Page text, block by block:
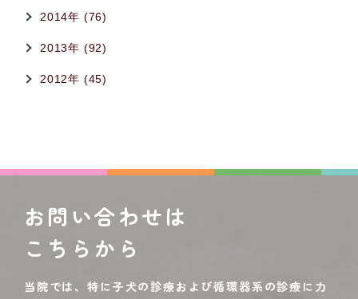
2014年 (76)
2013年 (92)
2012年 (45)
お問い合わせは
こちらから
当院では、特に子犬の診療および循環器系の診療に力